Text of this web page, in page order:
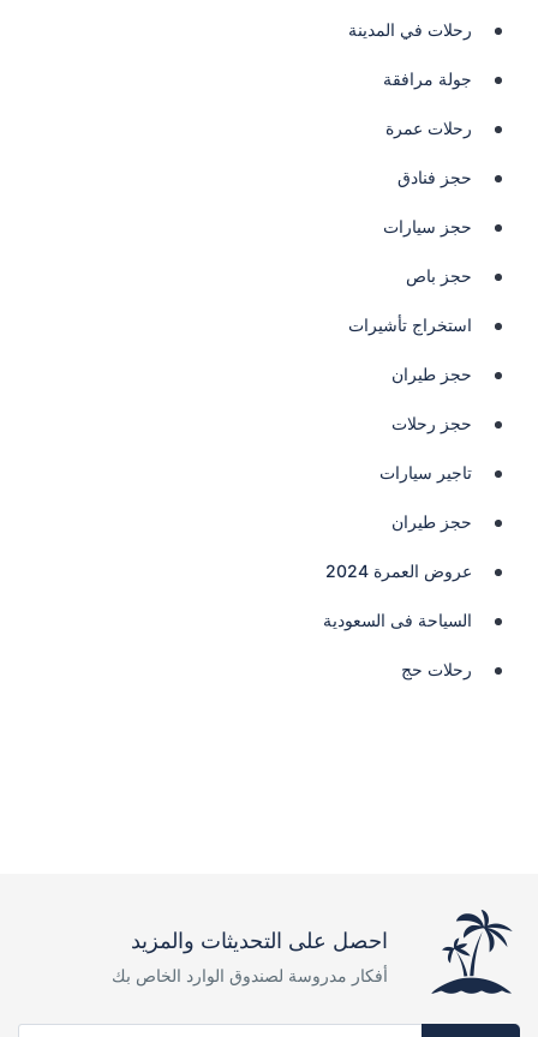
رحلات في المدينة
جولة مرافقة
رحلات عمرة
حجز فنادق
حجز سيارات
حجز باص
استخراج تأشيرات
حجز طيران
حجز رحلات
تاجير سيارات
حجز طيران
عروض العمرة 2024
السياحة فى السعودية
رحلات حج
احصل على التحديثات والمزيد
أفكار مدروسة لصندوق الوارد الخاص بك